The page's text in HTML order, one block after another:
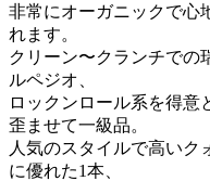
非常にオーガニックで心
れます。
クリーン〜クランチでの
ルペジオ、
ロックンロール系を得意
歪ませて一級品。
人気のスタイルで高いク
に優れた1本、